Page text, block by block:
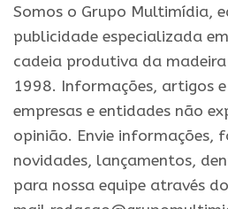
Somos o Grupo Multimídia,
publicidade especializada
cadeia produtiva da madeira
1998. Informações, artigos
empresas e entidades não
opinião. Envie informações,
novidades, lançamentos,
para nossa equipe através